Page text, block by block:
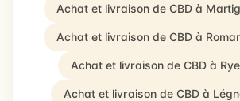
Achat et livraison de CBD à
Achat et livraison de CBD à
Achat et livraison de CBD à
Achat et livraison de CBD à